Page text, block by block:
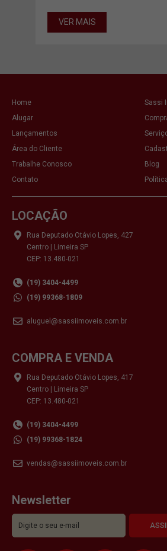
VER MAIS
Home
Sassi
Alugar
Lançamentos
Área do Cliente
Trabalhe Conosco
Blog
Contato
LOCAÇÃO
Rua Deputado Otávio Lopes, 427
Centro | Limeira SP
CEP: 13.480-021
(19) 3404-4499
(19) 99368-1809
aluguel@sassiimoveis.com.br
COMPRA E VENDA
Rua Deputado Otávio Lopes, 417
Centro | Limeira SP
CEP: 13.480-021
(19) 3404-4499
(19) 99368-1824
vendas@sassiimoveis.com.br
Newsletter